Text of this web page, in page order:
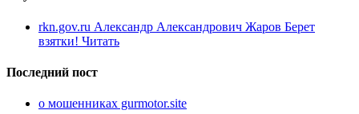
rkn.gov.ru Александр Александрович Жаров Берет
взятки! Читать
Последний пост
о мошенниках gurmotor.site